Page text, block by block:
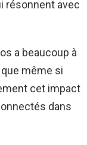
résonnent avec
a beaucoup à
même si
cet impact
dans